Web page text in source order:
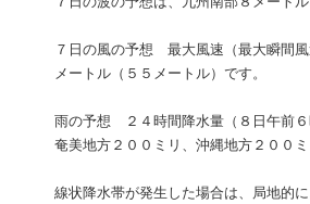
７日の風の予想 最大風速（最大瞬間
メートル（５５メートル）です。
雨の予想 ２４時間降水量（８日午前
奄美地方２００ミリ、沖縄地方２００ミ
線状降水帯が発生した場合は、局地的